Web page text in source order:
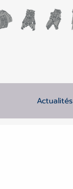
Actualités